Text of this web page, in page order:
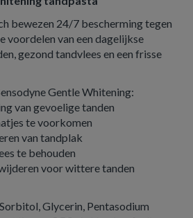
bewezen 24/7 bescherming tegen
voordelen van een dagelijkse
gezond tandvlees en een frisse
Gentle Whitening:
van gevoelige tanden
te voorkomen
van tandplak
te behouden
voor wittere tanden
Glycerin, Pentasodium